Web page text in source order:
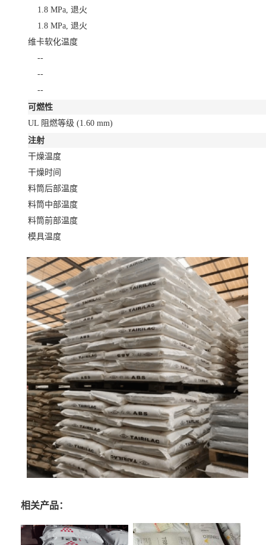
1.8 MPa, 退火
1.8 MPa, 退火
维卡软化温度
--
--
--
可燃性
UL 阻燃等级 (1.60 mm)
注射
干燥温度
干燥时间
料筒后部温度
料筒中部温度
料筒前部温度
模具温度
相关产品：